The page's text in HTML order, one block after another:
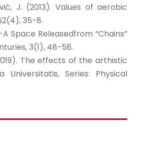
J. (2013). Values of aerobic
35-8.
Space Releasedfrom “Chains”
3(1), 48-58.
The effects of the arthistic
Series: Physical